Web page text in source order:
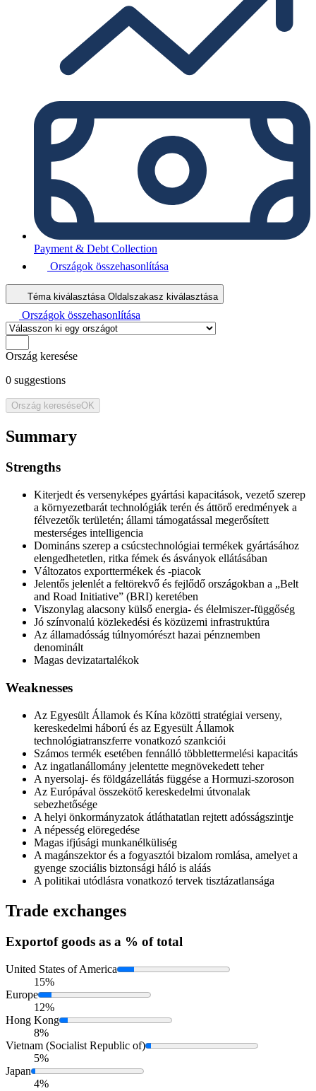
Payment & Debt Collection
Országok összehasonlítása
Téma kiválasztása Oldalszakasz kiválasztása
Országok összehasonlítása
Ország keresése
0 suggestions
Ország kereséseOK
Summary
Strengths
Kiterjedt és versenyképes gyártási kapacitások, vezető szerep
a környezetbarát technológiák terén és áttörő eredmények a
félvezetők területén; állami támogatással megerősített
mesterséges intelligencia
Domináns szerep a csúcstechnológiai termékek gyártásához
elengedhetetlen, ritka fémek és ásványok ellátásában
Változatos exporttermékek és -piacok
Jelentős jelenlét a feltörekvő és fejlődő országokban a „Belt
and Road Initiative” (BRI) keretében
Viszonylag alacsony külső energia- és élelmiszer-függőség
Jó színvonalú közlekedési és közüzemi infrastruktúra
Az államadósság túlnyomórészt hazai pénznemben
denominált
Magas devizatartalékok
Weaknesses
Az Egyesült Államok és Kína közötti stratégiai verseny,
kereskedelmi háború és az Egyesült Államok
technológiatranszferre vonatkozó szankciói
Számos termék esetében fennálló többlettermelési kapacitás
Az ingatlanállomány jelentette megnövekedett teher
A nyersolaj- és földgázellátás függése a Hormuzi-szoroson
Az Európával összekötő kereskedelmi útvonalak
sebezhetősége
A helyi önkormányzatok átláthatatlan rejtett adósságszintje
A népesség elöregedése
Magas ifjúsági munkanélküliség
A magánszektor és a fogyasztói bizalom romlása, amelyet a
gyenge szociális biztonsági háló is aláás
A politikai utódlásra vonatkozó tervek tisztázatlansága
Trade exchanges
Exportof goods as a % of total
United States of America
15%
Europe
12%
Hong Kong
8%
Vietnam (Socialist Republic of)
5%
Japan
4%